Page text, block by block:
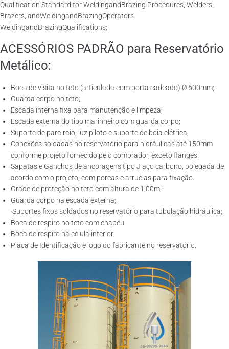
Qualification Standard for WeldingandBrazing Procedures, Welders,
Brazers, andWeldingandBrazingOperators:
WeldingandBrazingQualifications;
ACESSÓRIOS PADRÃO para Reservatório
Metálico:
Boca de visita no teto (articulada com porta cadeado) Ø 600mm;
Guarda corpo no teto;
Escada interna fixa para manutenção e limpeza;
Escada externa do tipo marinheiro com guarda corpo;
Suporte de para raio, luz piloto e suporte de boia elétrica;
Conexões soldadas no reservatório para hidráulicas até 150mm
conforme projeto fornecido pelo comprador, exceto flanges.
Sapatas e Ganchos de ancoragens tipo J aço carbono, polegada de
acordo com o projeto, com porcas e arruelas para fixação.
Grade de proteção no teto com altura de 1,00m;
Guarda corpo na escada externa;
·Suportes fixos soldados no reservatório para tubulação hidráulica;
Boca de respiro no teto com chapéu
Boca de respiro na célula inferior;
Placa de Identificação e logo do fabricante no reservatório.